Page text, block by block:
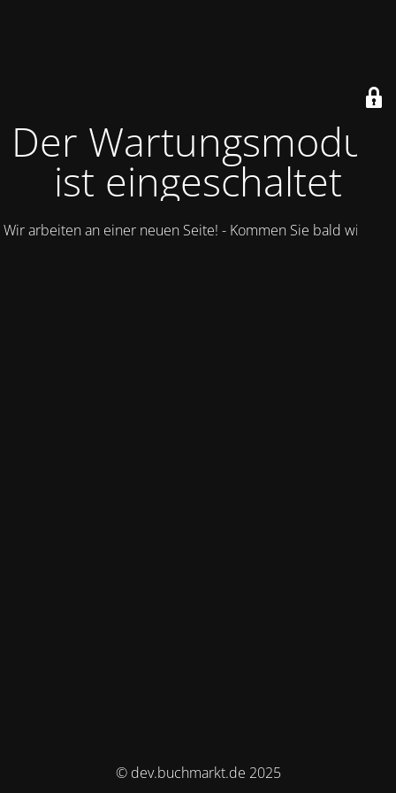
Der Wartungsmodus
ist eingeschaltet
Wir arbeiten an einer neuen Seite! - Kommen Sie bald wieder.
© dev.buchmarkt.de 2025